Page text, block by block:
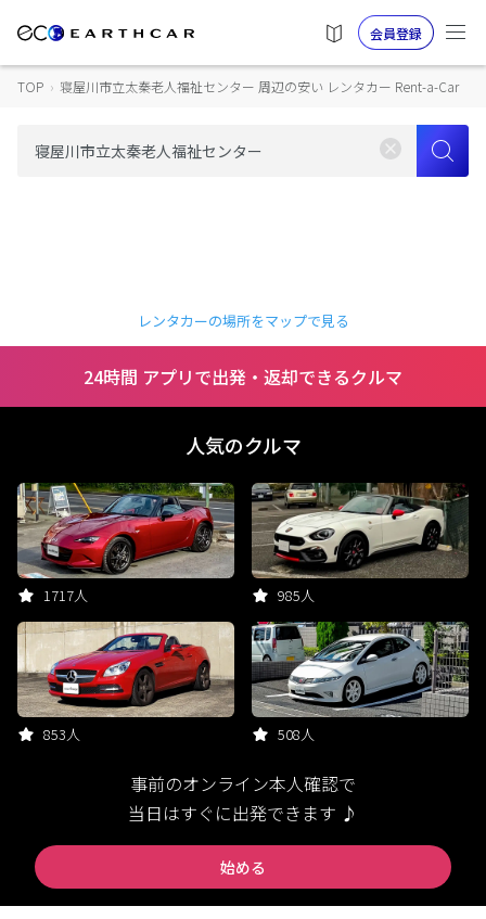
会員登録
TOP › 寝屋川市立太秦老人福祉センター 周辺の安い レンタカー Rent-a-Car
レンタカーの場所をマップで見る
24時間 アプリで出発・返却できるクルマ
人気のクルマ
1717人 985人
853人 508人
事前のオンライン本人確認で
当日はすぐに出発できます ♪
始める